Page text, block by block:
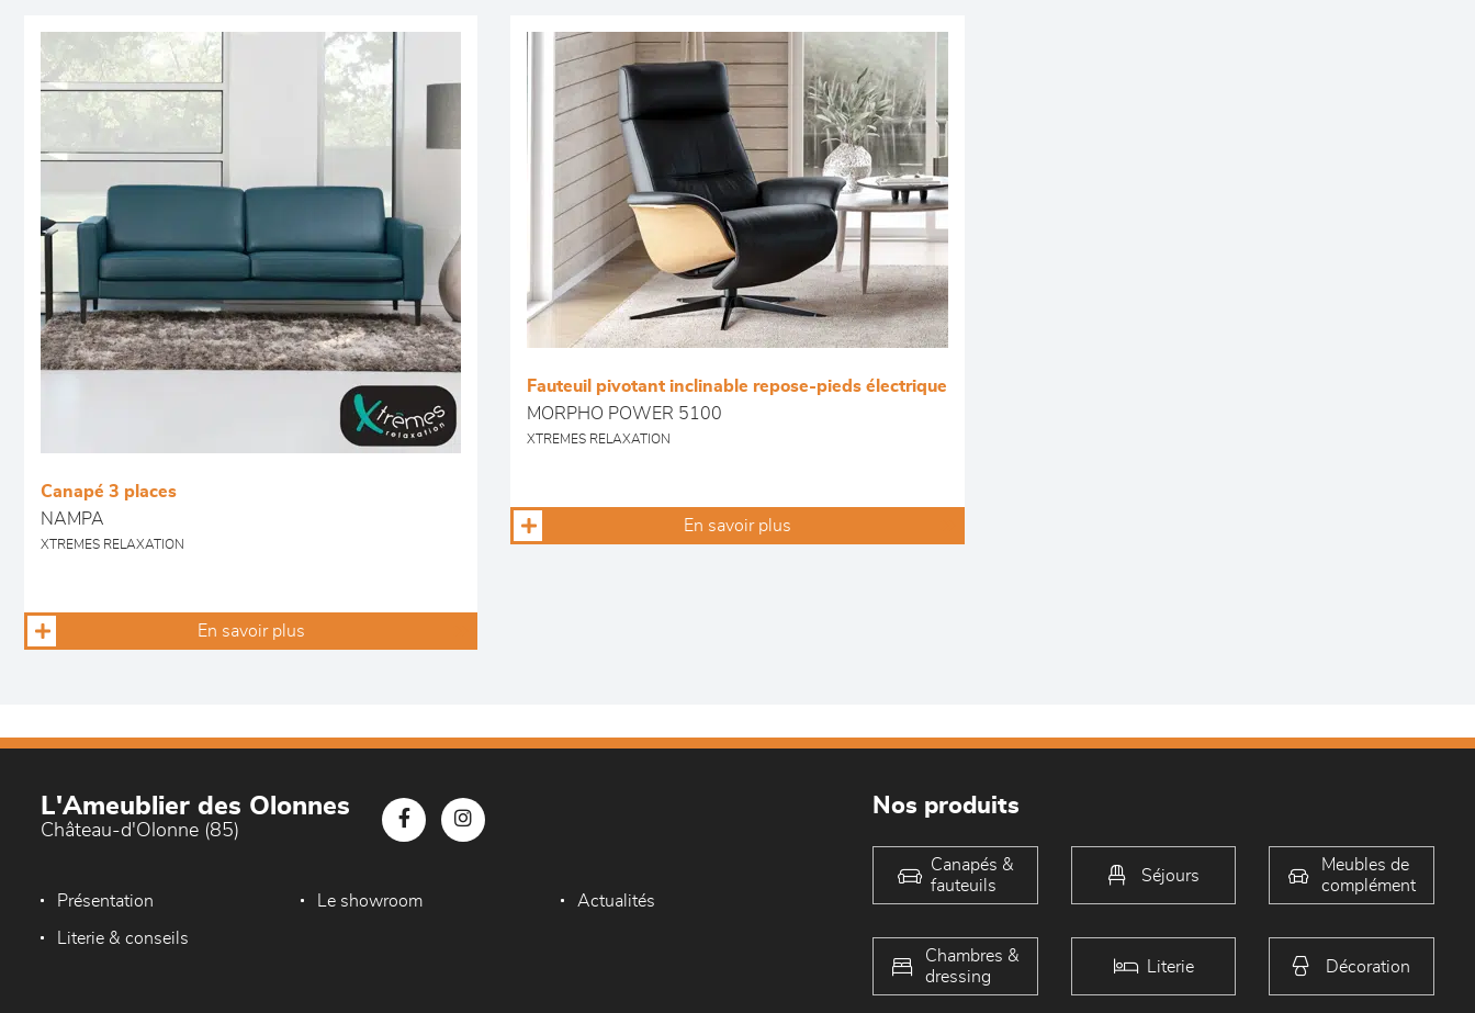
Canapé 3 places
NAMPA
XTREMES RELAXATION
En savoir plus
Fauteuil pivotant inclinable repose-pieds électrique
MORPHO POWER 5100
XTREMES RELAXATION
En savoir plus
L'Ameublier des Olonnes
Château-d'Olonne (85)
Présentation Le showroom Actualités
Literie & conseils
Nos produits
Canapés &
fauteuils
Séjours
Meubles de
complément
Chambres &
dressing
Literie Décoration